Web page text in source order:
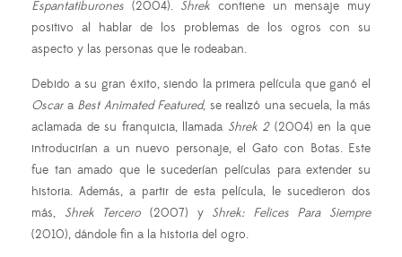
Espantatiburones (2004). Shrek contiene un mensaje muy
positivo al hablar de los problemas de los ogros con su
aspecto y las personas que le rodeaban.
Debido a su gran éxito, siendo la primera película que ganó el
Oscara Best Animated Featured, se realizó una secuela, la más
aclamada de su franquicia, llamada Shrek 2(2004) en la que
introducirían a un nuevo personaje, el Gato con Botas. Este
fue tan amado que le sucederían películas para extender su
historia. Además, a partir de esta película, le sucedieron dos
más, Shrek Tercero (2007) y Shrek: Felices Para Siempre
(2010), dándole fin a la historia del ogro.